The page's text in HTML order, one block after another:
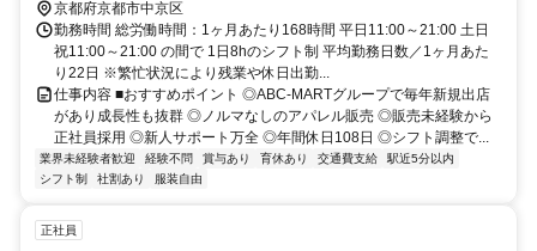
京都府京都市中京区
勤務時間 総労働時間：1ヶ月あたり168時間 平日11:00～21:00 土日
祝11:00～21:00 の間で 1日8hのシフト制 平均勤務日数／1ヶ月あた
り22日 ※繁忙状況により残業や休日出勤...
仕事内容 ■おすすめポイント ◎ABC-MARTグループで毎年新規出店
があり成長性も抜群 ◎ノルマなしのアパレル販売 ◎販売未経験から
正社員採用 ◎新人サポート万全 ◎年間休日108日 ◎シフト調整で...
業界未経験者歓迎 経験不問 賞与あり 育休あり 交通費支給
駅近5分以内
シフト制
社割あり 服装自由
正社員